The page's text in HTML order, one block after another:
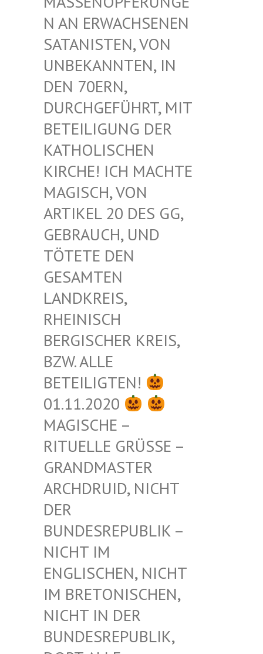
AN ERWACHSENEN S
ATANISTEN, VON U
NBEKANNTEN, IN D
EN 70ERN, D
URCHGEFÜHRT, MIT B
ETEILIGUNG DER K
ATHOLISCHEN K
IRCHE! ICH MACHTE M
AGISCH, VON A
RTIKEL 20 DES GG, G
EBRAUCH, UND T
ÖTETE DEN G
ESAMTEN L
ANDKREIS, R
HEINISCH B
ERGISCHER KREIS, B
ZW. ALLE B
ETEILIGTEN!
01.11.2020
MAGISCHE –
RITUELLE GRÜSSE – G
RANDMASTER A
RCHDRUID, NICHT D
ER B
UNDESREPUBLIK – N
ICHT IM E
NGLISCHEN, NICHT I
M BRETONISCHEN, N
ICHT IN DER B
UNDESREPUBLIK, D